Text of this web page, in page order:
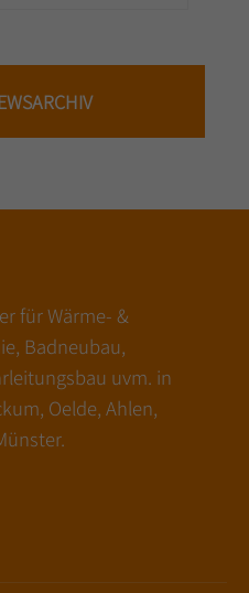
für Wärme- &
Badneubau,
uvm. in
Oelde, Ahlen,